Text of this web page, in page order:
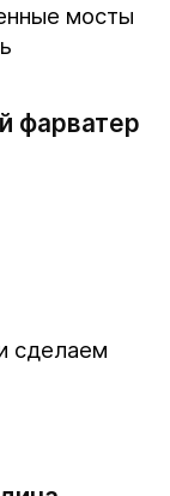
мосты
фарватер
сделаем